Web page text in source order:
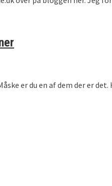
er du en af dem der er